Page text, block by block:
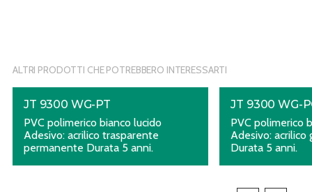
ALTRI PRODOTTI CHE POTREBBERO INTERESSARTI
JT 9300 WG-PT
PVC polimerico bianco lucido
Adesivo: acrilico trasparente
permanente Durata 5 anni.
JT 9300 WG-
PVC polimerico
Adesivo: acrilico
Durata 5 anni.